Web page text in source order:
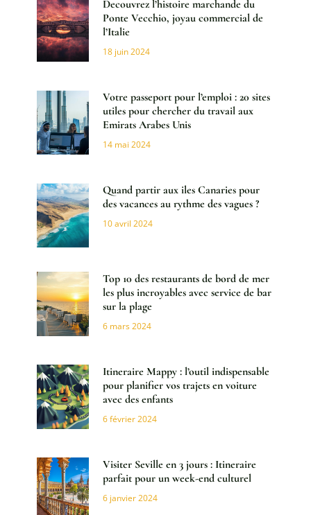
Decouvrez l’histoire marchande du
Ponte Vecchio, joyau commercial de
l’Italie
18 juin 2024
Votre passeport pour l’emploi : 20 sites
utiles pour chercher du travail aux
Emirats Arabes Unis
14 mai 2024
Quand partir aux iles Canaries pour
des vacances au rythme des vagues ?
10 avril 2024
Top 10 des restaurants de bord de mer
les plus incroyables avec service de bar
sur la plage
6 mars 2024
Itineraire Mappy : l’outil indispensable
pour planifier vos trajets en voiture
avec des enfants
6 février 2024
Visiter Seville en 3 jours : Itineraire
parfait pour un week-end culturel
6 janvier 2024